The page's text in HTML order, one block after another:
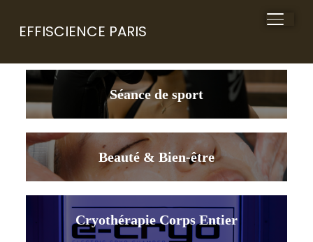
EFFISCIENCE PARIS
Séance de sport
Beauté & Bien-être
Cryothérapie Corps Entier